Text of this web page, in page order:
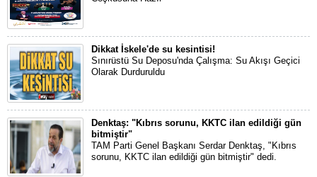
Dikkat İskele'de su kesintisi!
Sınırüstü Su Deposu'nda Çalışma: Su Akışı Geçici
Olarak Durduruldu
Denktaş: "Kıbrıs sorunu, KKTC ilan edildiği gün
bitmiştir"
TAM Parti Genel Başkanı Serdar Denktaş, "Kıbrıs
sorunu, KKTC ilan edildiği gün bitmiştir" dedi.